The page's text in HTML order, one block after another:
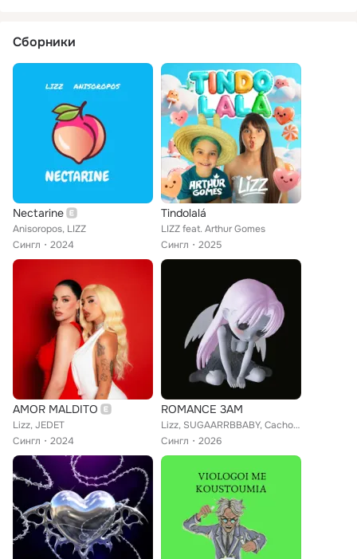
Сборники
Nectarine
Anisoropos, LIZZ
Сингл
2024
Tindolalá
LIZZ feat. Arthur Gomes
Сингл
2025
AMOR MALDITO
Lizz, JEDET
Сингл
2024
ROMANCE 3AM
Lizz, SUGAARRBBABY, Cachorra
Сингл
2026